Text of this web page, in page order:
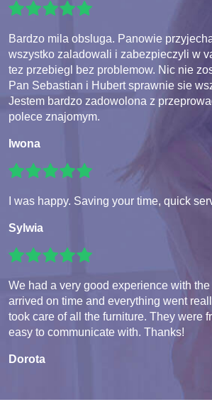
Bardzo mila obsluga. Panowie
wszystko zaladowali i zabezpieczyli w
tez przebiegl bez problemow. Nic nie
Pan Sebastian i Hubert sprawnie sie
Jestem bardzo zadowolona z
polece znajomym.
Iwona
I was happy. Saving your time, quick
Sylwia
We had a very good experience with the
arrived on time and everything went
took care of all the furniture. They were
easy to communicate with. Thanks!
Dorota